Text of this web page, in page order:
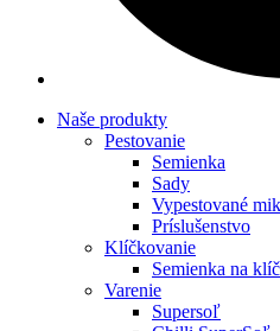
Naše produkty
Pestovanie
Semienka
Sady
Vypestované
Príslušenstvo
Klíčkovanie
Semienka na
Varenie
Supersoľ